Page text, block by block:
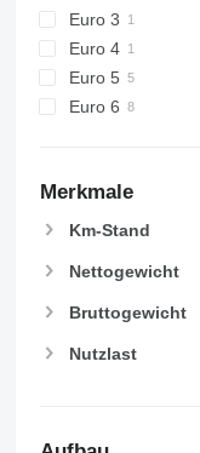
Euro 3
Euro 4
Euro 5
Euro 6
Merkmale
Km-Stand
Nettogewicht
Bruttogewicht
Nutzlast